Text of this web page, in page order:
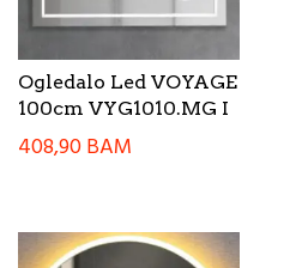
Ogledalo Led VOYAGE
100cm VYG1010.MG I
408,90BAM